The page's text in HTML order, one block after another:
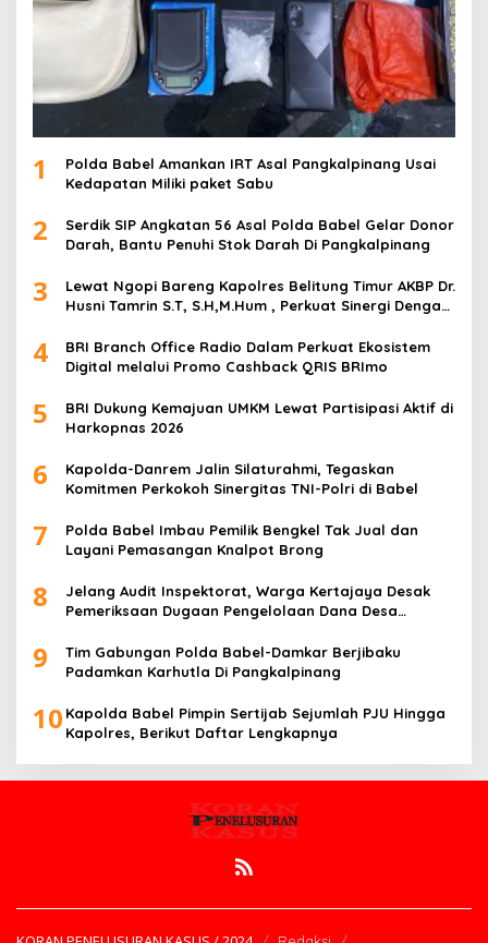
1
Polda Babel Amankan IRT Asal Pangkalpinang Usai
Kedapatan Miliki paket Sabu
2
Serdik SIP Angkatan 56 Asal Polda Babel Gelar Donor
Darah, Bantu Penuhi Stok Darah Di Pangkalpinang
3
Lewat Ngopi Bareng Kapolres Belitung Timur AKBP Dr.
Husni Tamrin S.T, S.H,M.Hum , Perkuat Sinergi Dengan
4
BRI Branch Office Radio Dalam Perkuat Ekosistem
Digital melalui Promo Cashback QRIS BRImo
5
BRI Dukung Kemajuan UMKM Lewat Partisipasi Aktif di
Harkopnas 2026
6
Kapolda-Danrem Jalin Silaturahmi, Tegaskan
Komitmen Perkokoh Sinergitas TNI-Polri di Babel
7
Polda Babel Imbau Pemilik Bengkel Tak Jual dan
Layani Pemasangan Knalpot Brong
8
Jelang Audit Inspektorat, Warga Kertajaya Desak
Pemeriksaan Dugaan Pengelolaan Dana Desa
9
Tim Gabungan Polda Babel-Damkar Berjibaku
Padamkan Karhutla Di Pangkalpinang
10 Kapolda Babel Pimpin Sertijab Sejumlah PJU Hingga
Kapolres, Berikut Daftar Lengkapnya